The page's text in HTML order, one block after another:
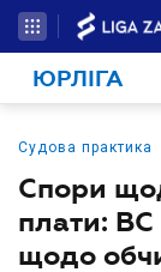
ЮРЛІГА
Судова практика
Спори
плати: ВС
щодо